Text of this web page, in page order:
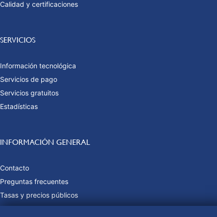
Calidad y certificaciones
SERVICIOS
Información tecnológica
Servicios de pago
Servicios gratuitos
Estadísticas
INFORMACIÓN GENERAL
Contacto
Preguntas frecuentes
Tasas y precios públicos
Formas de pago